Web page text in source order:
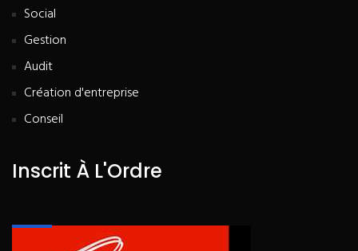
Social
Gestion
Audit
Création d'entreprise
Conseil
Inscrit À L'Ordre